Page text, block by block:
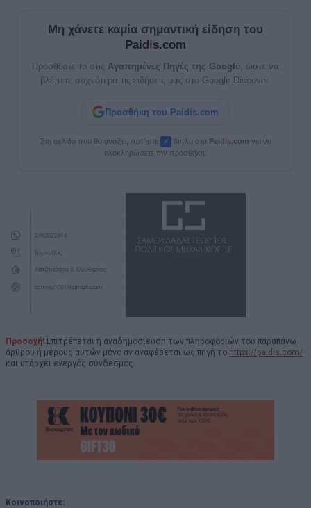
Μη χάνετε καμία σημαντική είδηση του
Paidis.com
Προσθέστε το στις Αγαπημένες Πηγές της Google , ώστε να
βλέπετε συχνότερα τις ειδήσεις μας στο Google Discover.
Προσθήκη του Paidis.com
Στη σελίδα που θα ανοίξει, πατήστε ✓ δίπλα στο Paidis.com για να
ολοκληρώσετε την προσθήκη.
Προσοχή! Επιτρέπεται η αναδημοσίευση των πληροφοριών του παραπάνω
άρθρου ή μέρους αυτών μόνο αν αναφέρεται ως πηγή το https://paidis.com/
και υπάρχει ενεργός σύνδεσμος.
Κοινοποιήστε: